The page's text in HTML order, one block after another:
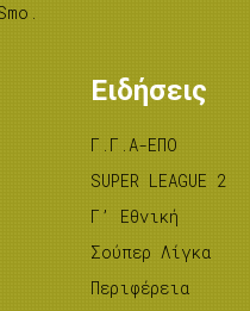
.
Ειδήσεις
Γ.Γ.Α-ΕΠΟ
SUPER LEAGUE 2
Γ’ Εθνική
Σούπερ Λίγκα
Περιφέρεια